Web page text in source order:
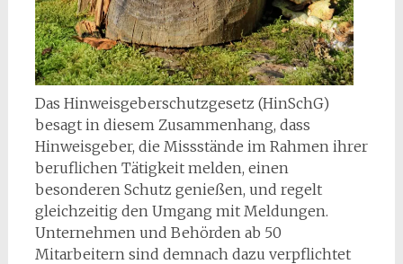
Das Hinweisgeberschutzgesetz (HinSchG)
besagt in diesem Zusammenhang, dass
Hinweisgeber, die Missstände im Rahmen ihrer
beruflichen Tätigkeit melden, einen
besonderen Schutz genießen, und regelt
gleichzeitig den Umgang mit Meldungen.
Unternehmen und Behörden ab 50
Mitarbeitern sind demnach dazu verpflichtet